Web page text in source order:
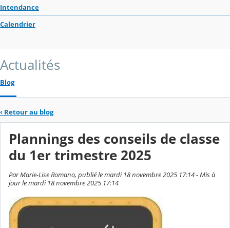
Intendance
Calendrier
Actualités
Blog
‹ Retour au blog
Plannings des conseils de classe
du 1er trimestre 2025
Par Marie-Lise Romano, publié le mardi 18 novembre 2025 17:14 - Mis à
jour le mardi 18 novembre 2025 17:14